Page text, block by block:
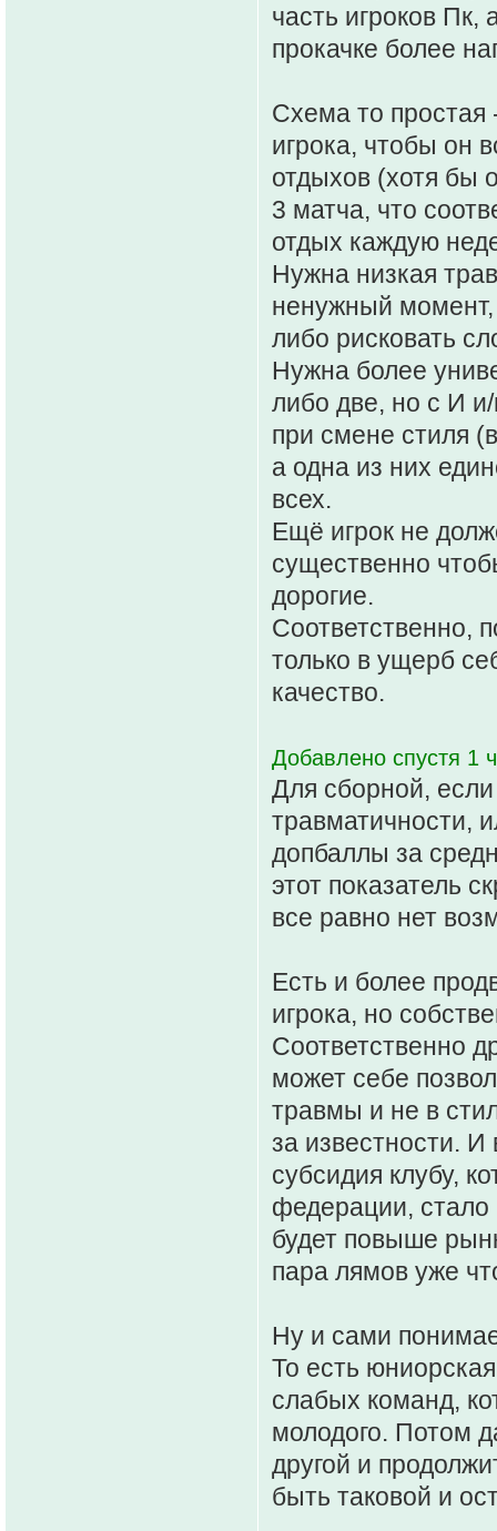
часть игроков
прокачке более
Схема то
игрока, чтобы он
отдыхов (хотя бы
3 матча, что
отдых каждую
Нужна низкая
ненужный
либо рисковать
Нужна более
либо две, но с И
при смене стиля
а одна из них
всех.
Ещё игрок не
существенно
дорогие.
Соответственно,
только в ущерб
качество.
Добавлено спустя 1
Для сборной,
травматичности,
допбаллы за
этот показатель
все равно нет
Есть и более
игрока, но
Соответственно
может себе
травмы и не в
за известности. И
субсидия клубу,
федерации, стало
будет повыше
пара лямов уже
Ну и сами
То есть
слабых команд,
молодого. Потом
другой и
быть таковой и